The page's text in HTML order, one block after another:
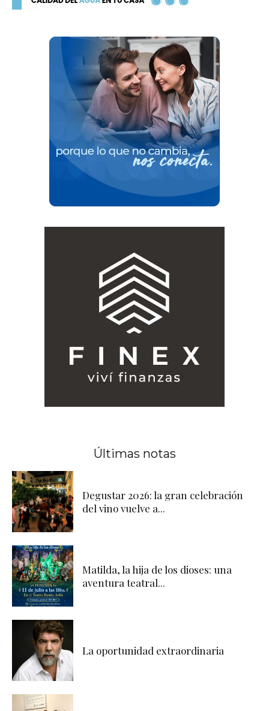
Últimas notas
Degustar 2026: la gran celebración
del vino vuelve a...
Matilda, la hija de los dioses: una
aventura teatral...
La oportunidad extraordinaria